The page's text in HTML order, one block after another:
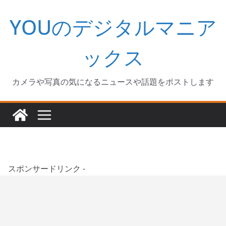
キ
YOUのデジタルマニア
ックス
カメラや写真の気になるニュースや話題をポストします
スポンサードリンク -